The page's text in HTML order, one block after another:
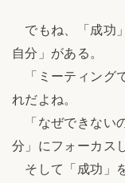
でもね、「成功
自分」がある。
「ミーティング
れだよね。
「なぜできない
分」にフォーカス
そして「成功」